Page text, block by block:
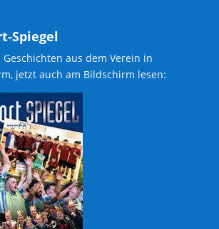
Spiegel
aus dem Verein in
jetzt auch am Bildschirm lesen: